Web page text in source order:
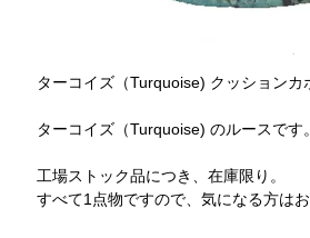
ターコイズ（Turquoise) クッションカ
ターコイズ（Turquoise) のルースです。
工場ストック品につき、在庫限り。
すべて1点物ですので、気になる方はお